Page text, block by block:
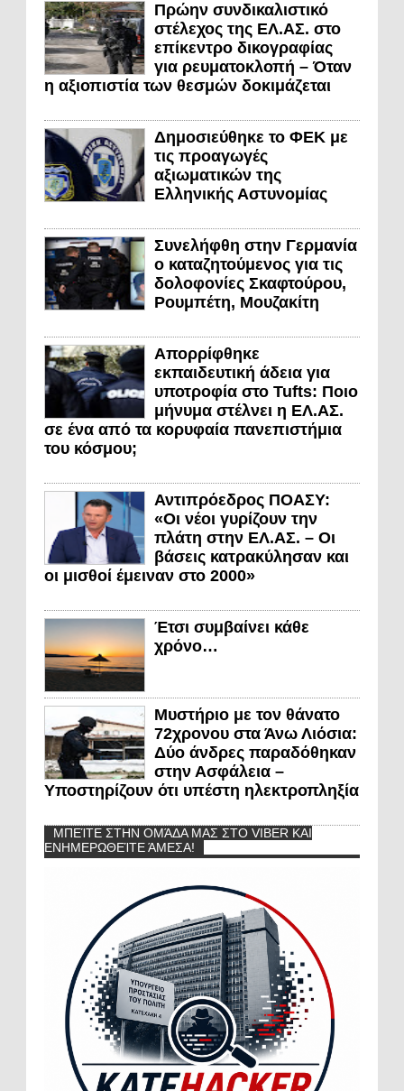
Πρώην συνδικαλιστικό
στέλεχος της ΕΛ.ΑΣ. στο
επίκεντρο δικογραφίας
για ρευματοκλοπή – Όταν
η αξιοπιστία των θεσμών δοκιμάζεται
Δημοσιεύθηκε το ΦΕΚ με
τις προαγωγές
αξιωματικών της
Ελληνικής Αστυνομίας
Συνελήφθη στην Γερμανία
ο καταζητούμενος για τις
δολοφονίες Σκαφτούρου,
Ρουμπέτη, Μουζακίτη
Απορρίφθηκε
εκπαιδευτική άδεια για
υποτροφία στο Tufts: Ποιο
μήνυμα στέλνει η ΕΛ.ΑΣ.
σε ένα από τα κορυφαία πανεπιστήμια
του κόσμου;
Αντιπρόεδρος ΠΟΑΣΥ:
«Οι νέοι γυρίζουν την
πλάτη στην ΕΛ.ΑΣ. – Οι
βάσεις κατρακύλησαν και
οι μισθοί έμειναν στο 2000»
Έτσι συμβαίνει κάθε
χρόνο…
Μυστήριο με τον θάνατο
72χρονου στα Άνω Λιόσια:
Δύο άνδρες παραδόθηκαν
στην Ασφάλεια –
Υποστηρίζουν ότι υπέστη ηλεκτροπληξία
ΜΠΕΊΤΕ ΣΤΗΝ ΟΜΆΔΑ ΜΑΣ ΣΤΟ VIBER ΚΑΙ
ΕΝΗΜΕΡΩΘΕΊΤΕ ΆΜΕΣΑ!